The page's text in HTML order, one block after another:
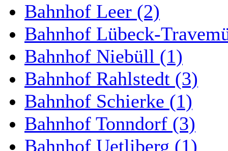
Bahnhof Leer (2)
Bahnhof Lübeck-
Bahnhof Niebüll (1)
Bahnhof Rahlstedt (3)
Bahnhof Schierke (1)
Bahnhof Tonndorf (3)
Bahnhof Uetliberg (1)